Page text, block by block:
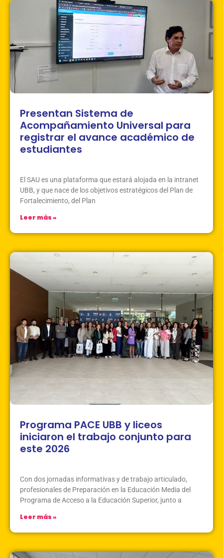
Presentan Sistema de
Acompañamiento Universal para
registrar el avance académico de
estudiantes
El SAU es una plataforma que estará alojada en la intranet
UBB, y que nace de los objetivos estratégicos del Plan de
Fortalecimiento, del Plan
Leer más »
Programa PACE UBB y liceos
iniciaron el trabajo conjunto para
este 2026
Con dos jornadas informativas y de trabajo articulado,
profesionales de Preparación en la Educación Media del
Programa de Acceso a la Educación Superior, junto a
Leer más »